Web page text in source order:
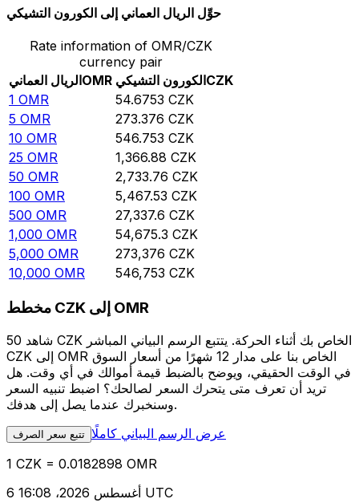
حوِّل الريال العماني إلى الكورون التشيكي
Rate information of OMR/CZK
currency pair
الريال العمانيOMR الكورون التشيكيCZK
1 OMR 54.6753 CZK
5 OMR 273.376 CZK
10 OMR 546.753 CZK
25 OMR 1,366.88 CZK
50 OMR 2,733.76 CZK
100 OMR 5,467.53 CZK
500 OMR 27,337.6 CZK
1,000 OMR 54,675.3 CZK
5,000 OMR 273,376 CZK
10,000 OMR 546,753 CZK
مخطط CZK إلى OMR
شاهد 50 CZK الخاص بك أثناء الحركة. يتتبع الرسم البياني المباشر
CZK إلى OMR الخاص بنا على مدار 12 شهرًا من أسعار السوق
في الوقت الحقيقي، ويوضح بالضبط قيمة أموالك في أي وقت. هل
تريد أن تعرف متى يتحرك السعر لصالحك؟ اضبط تنبيه السعر
وسنخبرك عندما يصل إلى هدفك.
تتبع سعر الصرف عرض الرسم البياني كاملًا
1 CZK = 0.0182898 OMR
6 أغسطس 2026، 16:08 UTC